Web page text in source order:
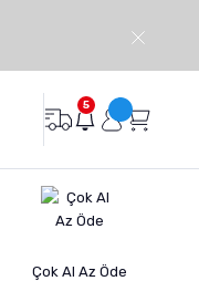
5
Çok Al Az Öde